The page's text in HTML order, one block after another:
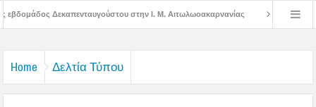
στην Ι. Μ. Αιτωλωοακαρνανίας Μήνυμα Σεβασμιωτάτου
Home Δελτία Τύπου